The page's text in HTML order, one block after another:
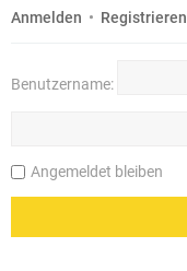
Anmelden • Registrieren
Benutzername:
Angemeldet bleiben